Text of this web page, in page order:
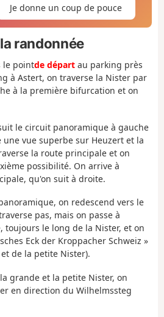
Je donne un coup de pouce
randonnée
le pointde départ au parking près
à Astert, on traverse la Nister par
à la première bifurcation et on
le circuit panoramique à gauche
vue superbe sur Heuzert et la
la route principale et on
possibilité. On arrive à
qu'on suit à droite.
on redescend vers le
pas, mais on passe à
toujours le long de la Nister, et on
Eck der Kroppacher Schweiz »
de la petite Nister).
grande et la petite Nister, on
en direction du Wilhelmssteg